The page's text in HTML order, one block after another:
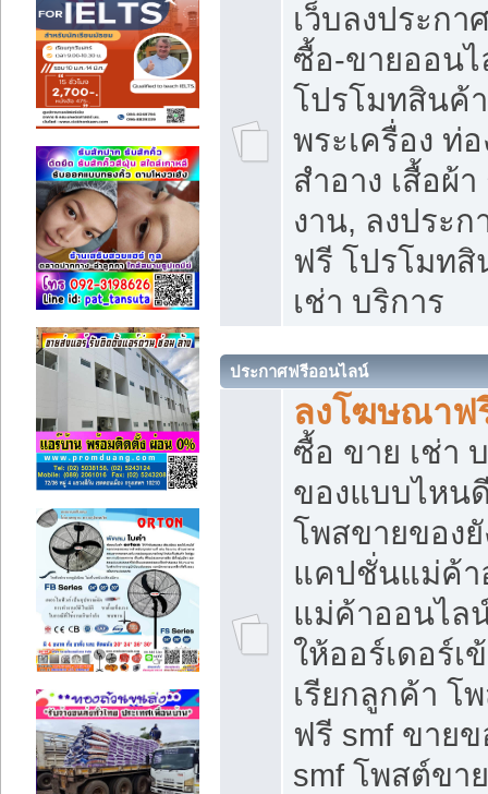
เว็บลงประก
ซื้อ-ขายออน
โปรโมทสินค้
พระเครื่อง ท่อ
สำอาง เสื้อผ้
งาน, ลงประ
ฟรี โปรโมท
เช่า บริการ
ประกาศฟรีออนไลน์
ลงโฆษณาฟ
ซื้อ ขาย เช่า
ของแบบไหน
โพสขายของยั
แคปชั่นแม่ค้
แม่ค้าออนไล
ให้ออร์เดอร์เ
เรียกลูกค้า โ
ฟรี smf ขาย
smf โพสต์ขา